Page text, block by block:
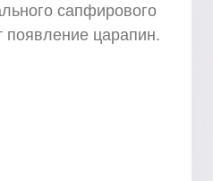
сапфирового
появление царапин.